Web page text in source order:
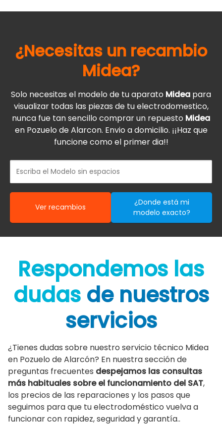
¿Necesitas un recambio
Midea?
Solo necesitas el modelo de tu aparato Midea para
visualizar todas las piezas de tu electrodomestico,
nunca fue tan sencillo comprar un repuesto Midea
en Pozuelo de Alarcon. Envio a domicilio. ¡¡Haz que
funcione como el primer dia!!
Ver recambios
¿Donde está mi
modelo exacto?
Respondemos las
dudas de nuestros
servicios
¿Tienes dudas sobre nuestro servicio técnico Midea
en Pozuelo de Alarcón? En nuestra sección de
preguntas frecuentes despejamos las consultas
más habituales sobre el funcionamiento del SAT,
los precios de las reparaciones y los pasos que
seguimos para que tu electrodoméstico vuelva a
funcionar con rapidez, seguridad y garantía..